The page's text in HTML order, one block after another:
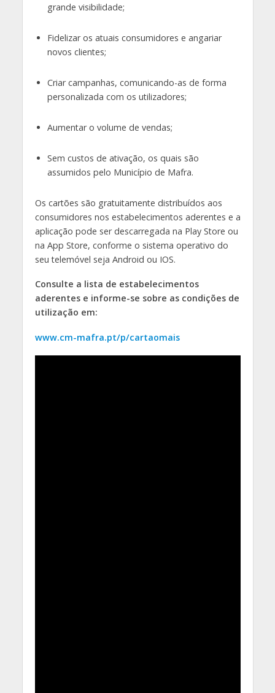
grande visibilidade;
Fidelizar os atuais consumidores e angariar
novos clientes;
Criar campanhas, comunicando-as de forma
personalizada com os utilizadores;
Aumentar o volume de vendas;
Sem custos de ativação, os quais são
assumidos pelo Município de Mafra.
Os cartões são gratuitamente distribuídos aos
consumidores nos estabelecimentos aderentes e a
aplicação pode ser descarregada na Play Store ou
na App Store, conforme o sistema operativo do
seu telemóvel seja Android ou IOS.
Consulte a lista de estabelecimentos
aderentes e informe-se sobre as condições de
utilização em:
www.cm-mafra.pt/p/cartaomais